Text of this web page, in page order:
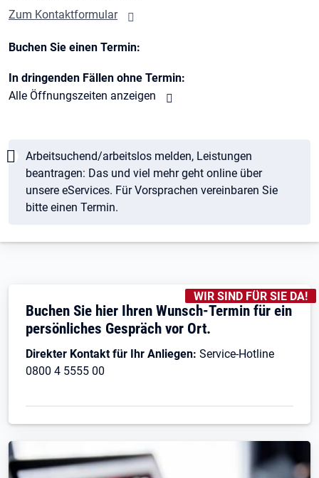
Zum Kontaktformular
Buchen Sie einen Termin:
In dringenden Fällen ohne Termin:
Alle Öffnungszeiten anzeigen
Arbeitsuchend/arbeitslos melden, Leistungen
beantragen: Das und viel mehr geht online über
unsere eServices. Für Vorsprachen vereinbaren Sie
bitte einen Termin.
KENNZEICHNUNGEN:
WIR SIND FÜR SIE DA!
Buchen Sie hier Ihren Wunsch-Termin für ein
persönliches Gespräch vor Ort.
Direkter Kontakt für Ihr Anliegen: Service-Hotline
0800 4 5555 00